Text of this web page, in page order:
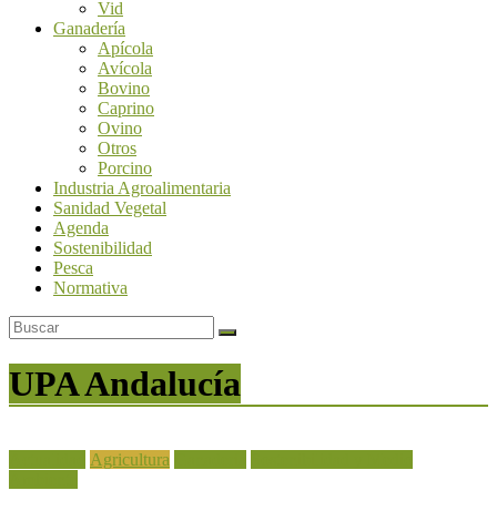
Vid
Ganadería
Apícola
Avícola
Bovino
Caprino
Ovino
Otros
Porcino
Industria Agroalimentaria
Sanidad Vegetal
Agenda
Sostenibilidad
Pesca
Normativa
UPA Andalucía
Agricultura